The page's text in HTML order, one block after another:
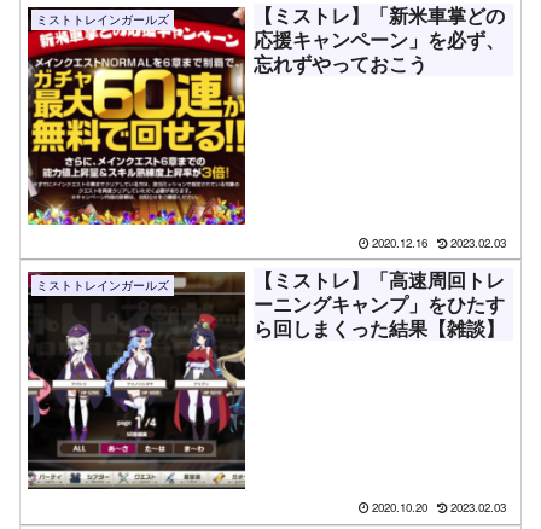
ミストトレインガールズ
【ミストレ】「新米車掌どの
応援キャンペーン」を必ず、
忘れずやっておこう
2020.12.16 2023.02.03
ミストトレインガールズ
【ミストレ】「高速周回トレ
ーニングキャンプ」をひたす
ら回しまくった結果【雑談】
2020.10.20 2023.02.03